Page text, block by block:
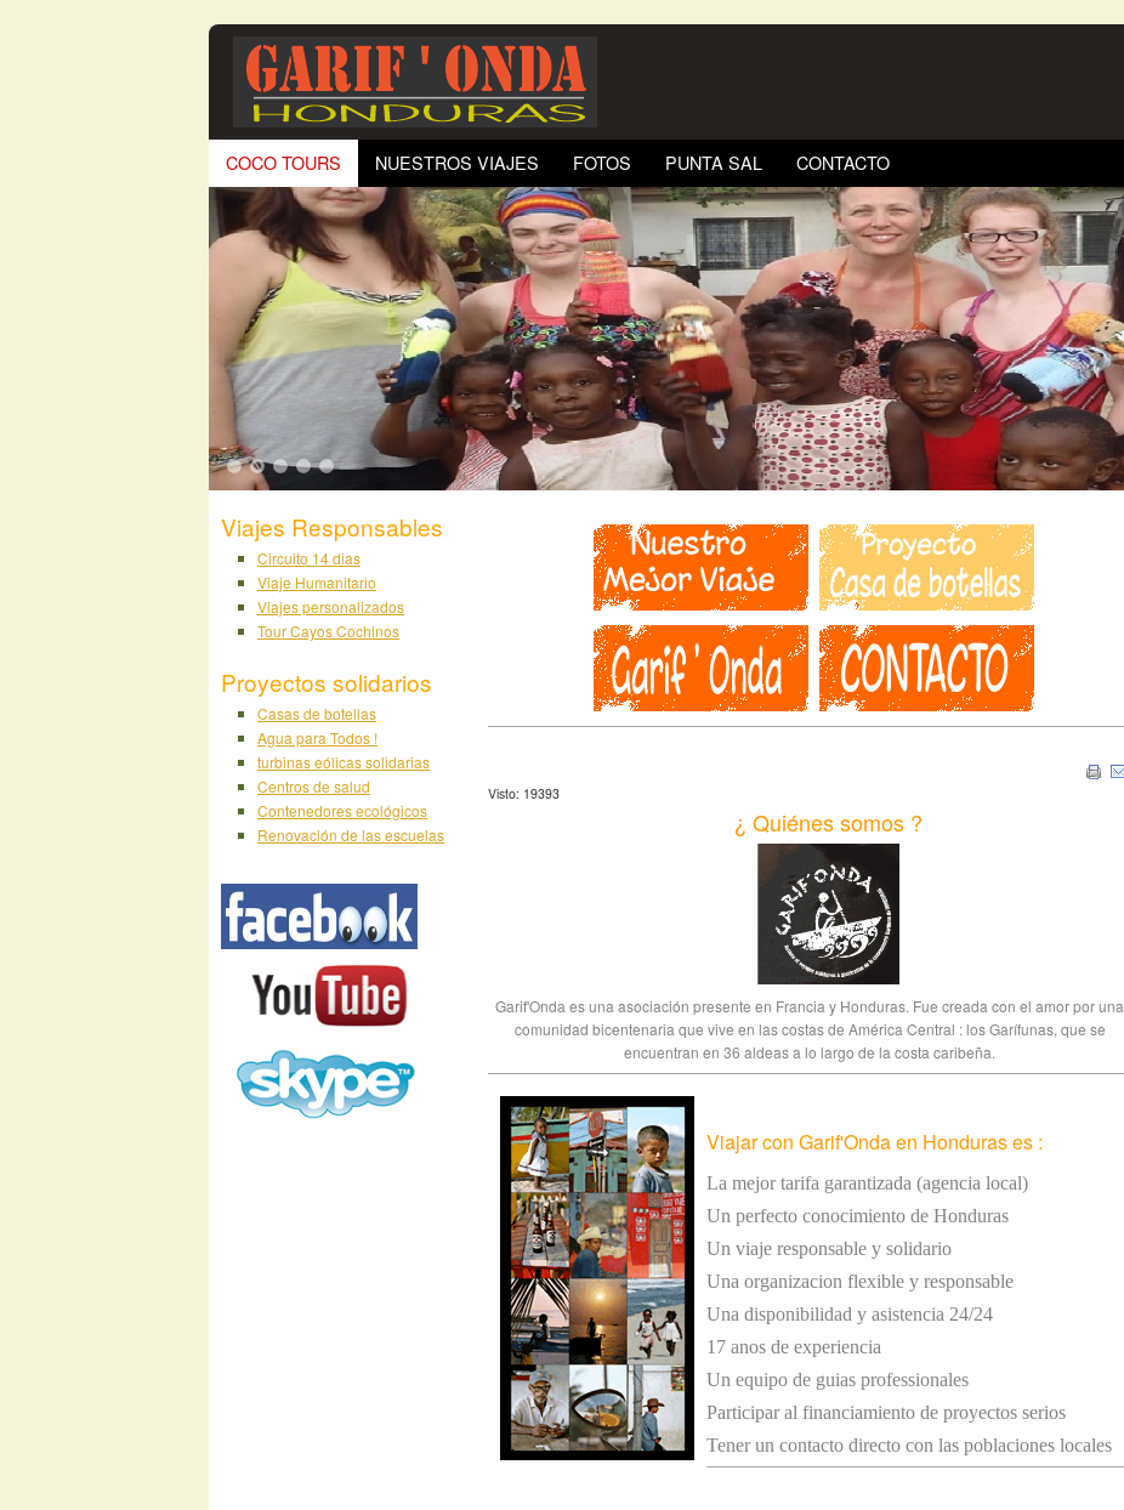
COCO TOURS NUESTROS VIAJES FOTOS PUNTA SAL CONTACTO
2
Viajes Responsables
Circuito 14 dias
Viaje Humanitario
Viajes personalizados
Tour Cayos Cochinos
Proyectos solidarios
Casas de botellas
Agua para Todos !
turbinas eólicas solidarias
Centros de salud
Contenedores ecológicos
Renovación de las escuelas
Visto: 19393
¿ Quiénes somos ?
Garif'Onda es una asociación presente en Francia y Honduras. Fue creada con el amor por una
comunidad bicentenaria que vive en las costas de América Central : los Garífunas, que se
encuentran en 36 aldeas a lo largo de la costa caribeña.
Viajar con Garif'Onda en Honduras es :
La mejor tarifa garantizada (agencia local)
Un perfecto conocimiento de Honduras
Un viaje responsable y solidario
Una organizacion flexible y responsable
Una disponibilidad y asistencia 24/24
17 anos de experiencia
Un equipo de guias professionales
Participar al financiamiento de proyectos serios
Tener un contacto directo con las poblaciones locales